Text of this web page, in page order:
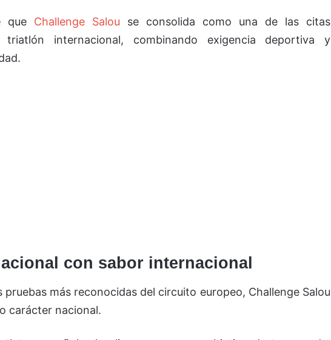
que Challenge Salou se consolida como una de las citas
triatlón internacional, combinando exigencia deportiva y
con sabor internacional
pruebas más reconocidas del circuito europeo, Challenge Salou
carácter nacional.